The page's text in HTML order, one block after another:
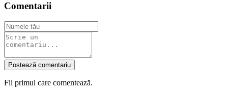
Comentarii
Postează comentariu
Fii primul care comentează.